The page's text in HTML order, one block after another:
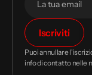
Il
tuo
indirizzo
email
Iscriviti
Puoi annullare
info di contatto nelle